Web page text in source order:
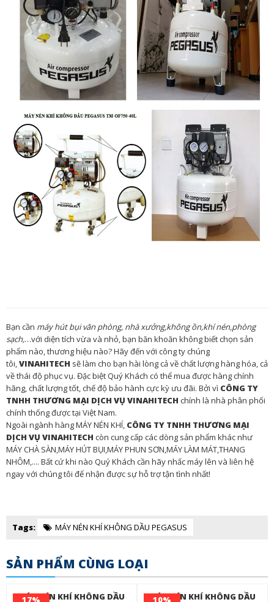
Bạn cần máy hút bụi văn phòng, nhà xưởng,không ồn,khí nén,phòng
sạch,…với diện tích vừa và nhỏ, bạn băn khoăn không biết chọn sản
phẩm nào, thương hiệu nào? Hãy đến với công ty chúng
tôi,VINAHITECH sẽ làm cho bạn hài lòng cả về chất lượng hàng hóa, cả
về thái độ phục vụ. Đặc biệt Quý Khách có thể mua được hàng chính
hãng, chất lượng tốt, chế độ bảo hành cực kỳ ưu đãi. Bởi vì CÔNG TY
TNHH THƯƠNG MẠI DỊCH VỤ VINAHITECH chính là nhà phân phối
chính thống được tại Việt Nam.
Ngoài ngành hàng MÁY NÉN KHÍ, CÔNG TY TNHH THƯƠNG MẠI
DỊCH VỤ VINAHITECH còn cung cấp các dòng sản phẩm khác như
MÁY CHÀ SÀN,MÁY HÚT BỤI,MÁY PHUN SƠN,MÁY LÀM MÁT,THANG
NHÔM,.... Bất cứ khi nào Quý Khách cần hãy nhấc máy lên và liên hệ
ngay với chúng tôi để nhận được sự hỗ trợ tận tình nhất!
Tags: MÁY NÉN KHÍ KHÔNG DẦU PEGASUS
SẢN PHẨM CÙNG LOẠI
MÁY NÉN KHÍ KHÔNG DẦU
17%
MÁY NÉN KHÍ KHÔNG DẦU
10%